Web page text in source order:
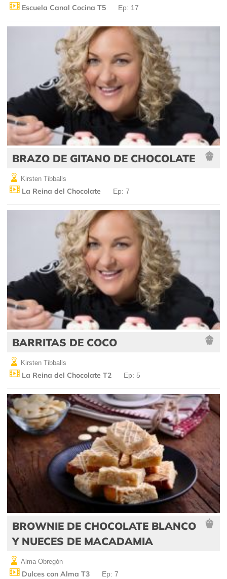
Escuela Canal Cocina T5 Ep: 17
BRAZO DE GITANO DE CHOCOLATE
Kirsten Tibballs
La Reina del Chocolate Ep: 7
BARRITAS DE COCO
Kirsten Tibballs
La Reina del Chocolate T2 Ep: 5
BROWNIE DE CHOCOLATE BLANCO
Y NUECES DE MACADAMIA
Alma Obregón
Dulces con Alma T3 Ep: 7